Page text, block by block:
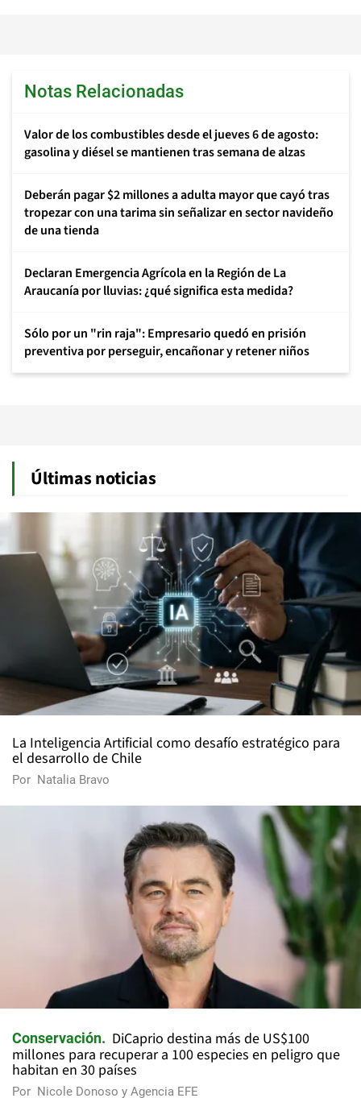
Notas Relacionadas
Valor de los combustibles desde el jueves 6 de agosto:
gasolina y diésel se mantienen tras semana de alzas
Deberán pagar $2 millones a adulta mayor que cayó tras
tropezar con una tarima sin señalizar en sector navideño
de una tienda
Declaran Emergencia Agrícola en la Región de La
Araucanía por lluvias: ¿qué significa esta medida?
Sólo por un "rin raja": Empresario quedó en prisión
preventiva por perseguir, encañonar y retener niños
Últimas noticias
La Inteligencia Artificial como desafío estratégico para
el desarrollo de Chile
Por Natalia Bravo
Conservación
DiCaprio destina más de US$100
millones para recuperar a 100 especies en peligro que
habitan en 30 países
Por Nicole Donoso y Agencia EFE